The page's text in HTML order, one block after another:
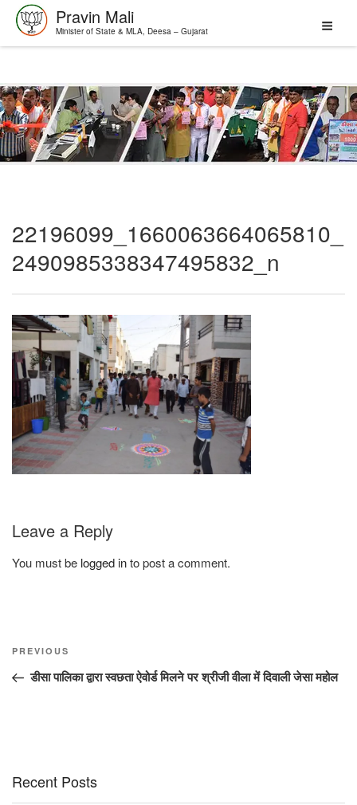
Skip
to
content
Pravin Mali
Minister of State & MLA, Deesa – Gujarat
22196099_1660063664065810_
2490985338347495832_n
Leave a Reply
You must be logged into post a comment.
Post
navigation
Previous
Post
PREVIOUS
डीसा पालिका द्वारा स्वछता ऐवोर्ड मिलने पर श्रीजी वीला में दिवाली जेसा महोल
Recent Posts